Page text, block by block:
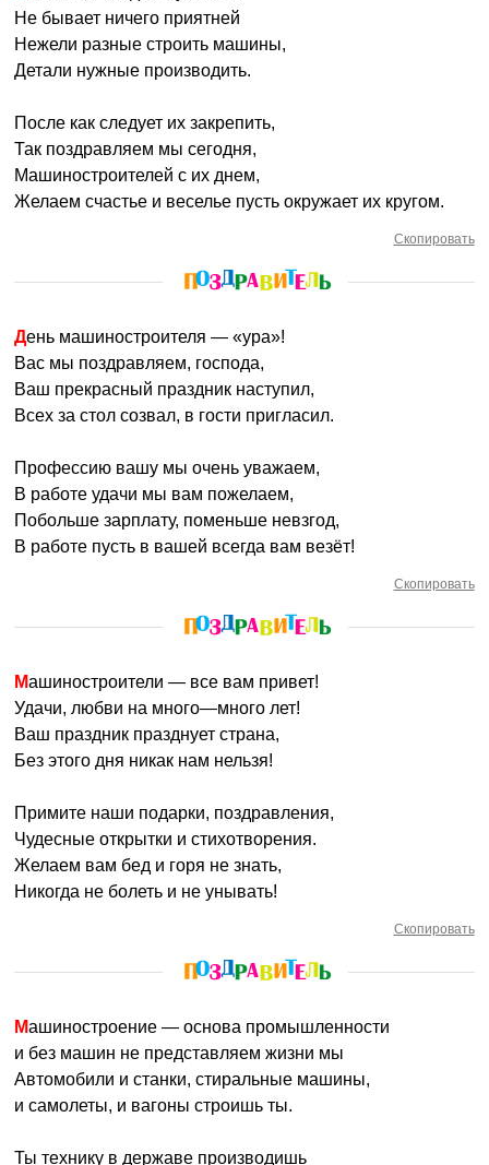
Не бывает ничего приятней
Нежели разные строить машины,
Детали нужные производить.
После как следует их закрепить,
Так поздравляем мы сегодня,
Машиностроителей с их днем,
Желаем счастье и веселье пусть окружает их кругом.
Скопировать
День машиностроителя — «ура»!
Вас мы поздравляем, господа,
Ваш прекрасный праздник наступил,
Всех за стол созвал, в гости пригласил.
Профессию вашу мы очень уважаем,
В работе удачи мы вам пожелаем,
Побольше зарплату, поменьше невзгод,
В работе пусть в вашей всегда вам везёт!
Скопировать
Машиностроители — все вам привет!
Удачи, любви на много—много лет!
Ваш праздник празднует страна,
Без этого дня никак нам нельзя!
Примите наши подарки, поздравления,
Чудесные открытки и стихотворения.
Желаем вам бед и горя не знать,
Никогда не болеть и не унывать!
Скопировать
Машиностроение — основа промышленности
и без машин не представляем жизни мы
Автомобили и станки, стиральные машины,
и самолеты, и вагоны строишь ты.
Ты технику в державе производишь